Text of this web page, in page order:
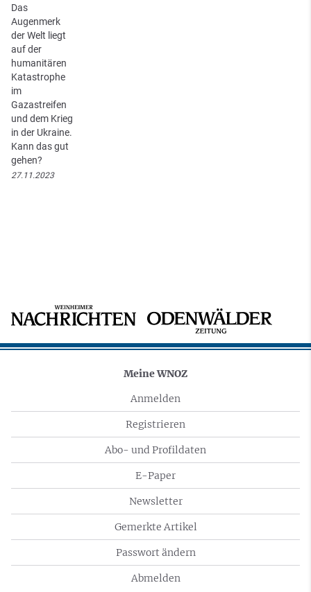
Das
Augenmerk
der Welt liegt
auf der
humanitären
Katastrophe
im
Gazastreifen
und dem Krieg
in der Ukraine.
Kann das gut
gehen?
27.11.2023
Meine WNOZ
Anmelden
Registrieren
Abo- und Profildaten
E-Paper
Newsletter
Gemerkte Artikel
Passwort ändern
Abmelden